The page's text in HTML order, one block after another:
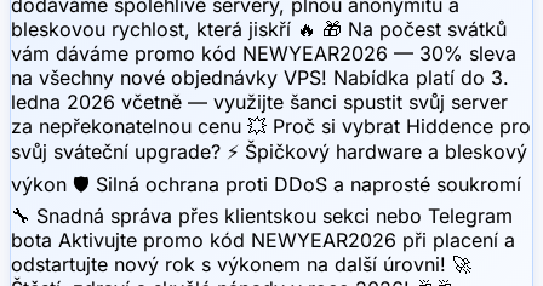
bleskovou rychlost, která jiskří 🔥 🎁 Na počest svátků
vám dáváme promo kód NEWYEAR2026 — 30% sleva
na všechny nové objednávky VPS! Nabídka platí do 3.
ledna 2026 včetně — využijte šanci spustit svůj server
za nepřekonatelnou cenu 💥 Proč si vybrat Hiddence pro
svůj sváteční upgrade? ⚡️ Špičkový hardware a bleskový
výkon 🛡 Silná ochrana proti DDoS a naprosté soukromí
🔧 Snadná správa přes klientskou sekci nebo Telegram
bota Aktivujte promo kód NEWYEAR2026 při placení a
odstartujte nový rok s výkonem na další úrovni! 🚀